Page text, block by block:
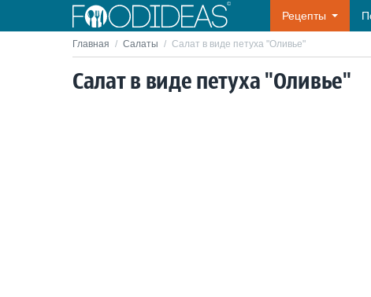
Рецепты
Главная / Салаты / Салат в виде петуха "Оливье"
Салат в виде петуха "Оливье"